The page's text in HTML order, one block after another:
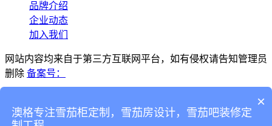
品牌介绍
企业动态
加入我们
网站内容均来自于第三方互联网平台，如有侵权请告知管理员
删除 备案号：
微信扫码关注
×
澳格专注雪茄柜定制，雪茄房设计，雪茄吧装修定